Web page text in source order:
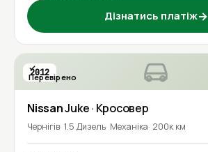
Дізнатись платіж→
2012
Перевірено
NissanJuke· Кросовер
Чернігів 1.5 Дизель Механіка 200к км